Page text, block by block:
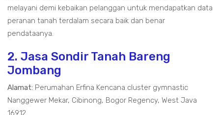
melayani demi kebaikan pelanggan untuk mendapatkan data
peranan tanah terdalam secara baik dan benar
pendataanya.
2. Jasa Sondir Tanah Bareng
Jombang
Alamat: Perumahan Erfina Kencana cluster gymnastic
Nanggewer Mekar, Cibinong, Bogor Regency, West Java
16912